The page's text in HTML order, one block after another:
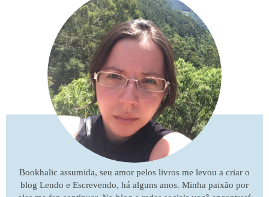
Bookhalic assumida, seu amor pelos livros me levou a criar o
blog Lendo e Escrevendo, há alguns anos. Minha paixão por